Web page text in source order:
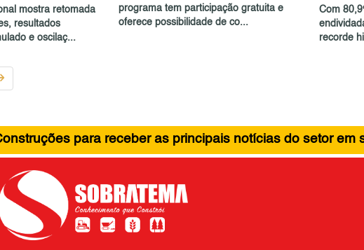
mostra retomada
resultados
e oscilaç...
programa tem participação gratuita e
oferece possibilidade de co...
Com
recorde
para receber as principais notícias do setor em